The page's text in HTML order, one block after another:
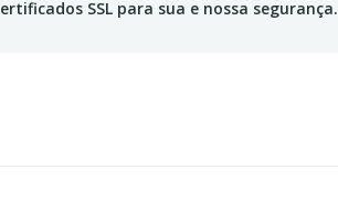
SSL para sua e nossa segurança.